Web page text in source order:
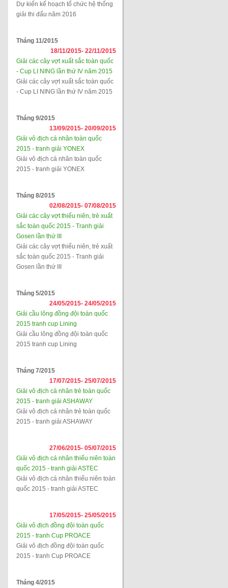
Dự kiến kế hoạch tổ chức hệ thống
giải thi đấu năm 2016
Tháng 11/2015
18/11/2015- 22/11/2015
Giải các cây vợt xuất sắc toàn quốc
- Cup LI NING lần thứ IV năm 2015
Giải các cây vợt xuất sắc toàn quốc
- Cup LI NING lần thứ IV năm 2015
Tháng 9/2015
13/09/2015- 20/09/2015
Giải vô địch cá nhân toàn quốc
2015 - tranh giải YONEX
Giải vô địch cá nhân toàn quốc
2015 - tranh giải YONEX
Tháng 8/2015
02/08/2015- 07/08/2015
Giải các cây vợt thiếu niên, trẻ xuất
sắc toàn quốc 2015 - Tranh giải
Gosen lần thứ III
Giải các cây vợt thiếu niên, trẻ xuất
sắc toàn quốc 2015 - Tranh giải
Gosen lần thứ III
Tháng 5/2015
24/05/2015- 24/05/2015
Giải cầu lông đồng đội toàn quốc
2015 tranh cup Lining
Giải cầu lông đồng đội toàn quốc
2015 tranh cup Lining
Tháng 7/2015
17/07/2015- 25/07/2015
Giải vô địch cá nhân trẻ toàn quốc
2015 - tranh giải ASHAWAY
Giải vô địch cá nhân trẻ toàn quốc
2015 - tranh giải ASHAWAY
27/06/2015- 05/07/2015
Giải vô địch cá nhân thiếu niên toàn
quốc 2015 - tranh giải ASTEC
Giải vô địch cá nhân thiếu niên toàn
quốc 2015 - tranh giải ASTEC
17/05/2015- 25/05/2015
Giải vô địch đồng đội toàn quốc
2015 - tranh Cup PROACE
Giải vô địch đồng đội toàn quốc
2015 - tranh Cup PROACE
Tháng 4/2015